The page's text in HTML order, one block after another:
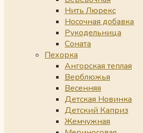
Нить Люрекс
Носочная добавка
Рукодельница
Соната
Пехорка
Ангорская теплая
Верблюжья
Весенняя
Детская Новинка
Детский Каприз
Жемчужная